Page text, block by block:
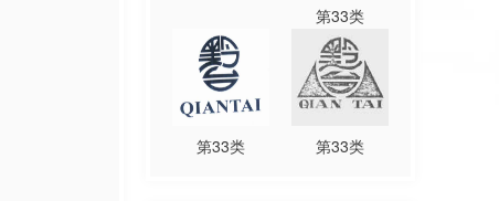
第33类
第33类 第33类